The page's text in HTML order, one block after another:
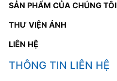
SẢN PHẨM CỦA CHÚNG TÔI
THƯ VIỆN ẢNH
LIÊN HỆ
THÔNG TIN LIÊN HỆ